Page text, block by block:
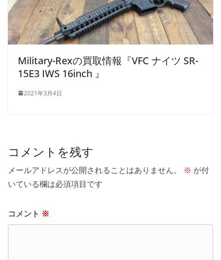
Military-Rexの買取情報『VFC ナイツ SR-
15E3 IWS 16inch 』
2021年3月4日
コメントを残す
メールアドレスが公開されることはありません。 ※ が付
いている欄は必須項目です
コメント ※